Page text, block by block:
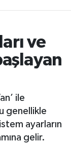
ve
ile
genellikle
ayarların
gelir.